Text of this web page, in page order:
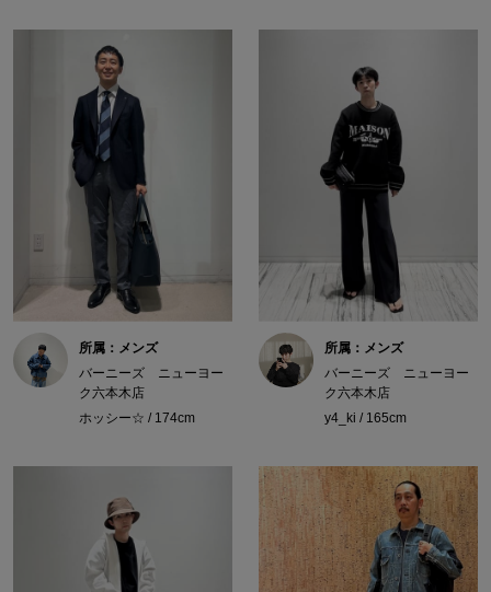
所属：メンズ
バーニーズ ニューヨー
ク六本木店
ホッシー☆ / 174cm
所属：メンズ
バーニーズ ニューヨー
ク六本木店
y4_ki / 165cm